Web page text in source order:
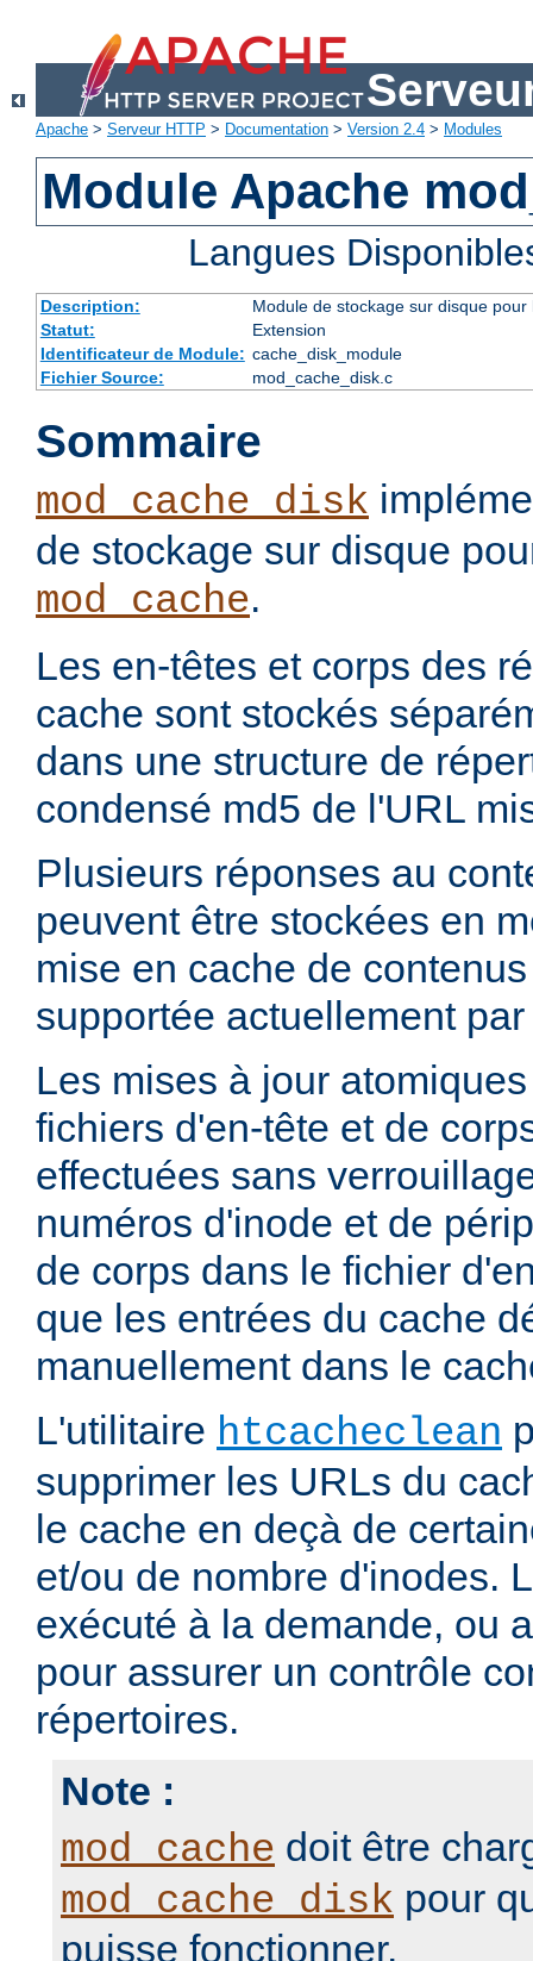
Apache > Serveur HTTP > Documentation > Version 2.4 > Modules
Module Apache
Langues
Description:
Module de stockage sur disque
Statut:
Extension
Identificateur de Module: cache_disk_module
Fichier Source:
mod_cache_disk.c
Sommaire
mod_cache_disk
de stockage sur disque
mod_cache.
Les en-têtes et corps des
cache sont stockés
dans une structure de
condensé md5 de l'URL
Plusieurs réponses au
peuvent être stockées en
mise en cache de
supportée actuellement
Les mises à jour
fichiers d'en-tête et de
effectuées sans
numéros d'inode et de
de corps dans le fichier
que les entrées du cache
manuellement dans le
L'utilitaire htcacheclean
supprimer les URLs du
le cache en deçà de
et/ou de nombre d'inodes.
exécuté à la demande, ou
pour assurer un contrôle
répertoires.
Note :
mod_cache doit être
mod_cache_disk pour
puisse fonctionner.